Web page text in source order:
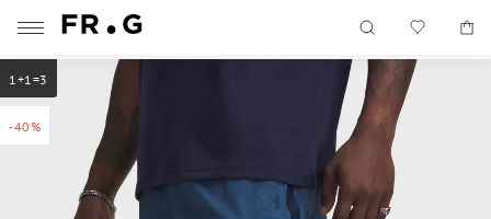
-40%
1+1=3